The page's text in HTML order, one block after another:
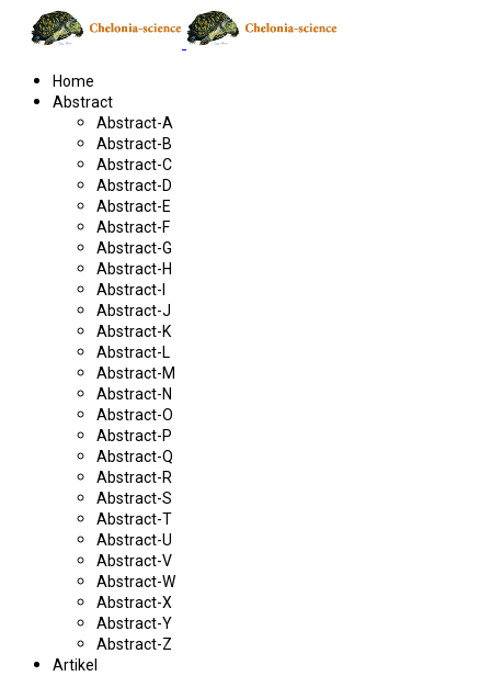
Home
Abstract
Abstract-A
Abstract-B
Abstract-C
Abstract-D
Abstract-E
Abstract-F
Abstract-G
Abstract-H
Abstract-I
Abstract-J
Abstract-K
Abstract-L
Abstract-M
Abstract-N
Abstract-O
Abstract-P
Abstract-Q
Abstract-R
Abstract-S
Abstract-T
Abstract-U
Abstract-V
Abstract-W
Abstract-X
Abstract-Y
Abstract-Z
Artikel